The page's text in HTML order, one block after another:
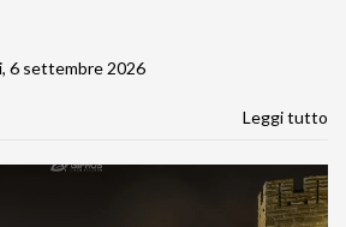
6 settembre 2026
Leggi tutto